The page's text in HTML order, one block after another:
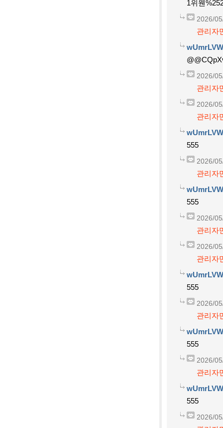
1위웬
2026/
관리자
2026/
관리자
2026/
관리자
555
2026/
관리자
555
2026/
관리자
2026/
관리자
555
2026/
관리자
555
2026/
관리자
555
2026/